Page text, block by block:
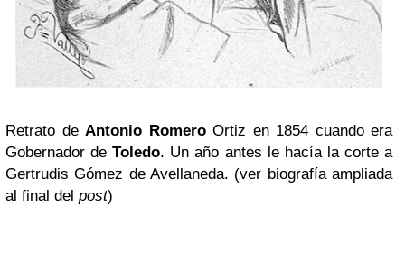
Retrato de Antonio RomeroOrtiz en 1854 cuando era
Gobernador deToledo. Un año antes le hacía la corte a
Gertrudis Gómez de Avellaneda. (ver biografía ampliada
al final del post)